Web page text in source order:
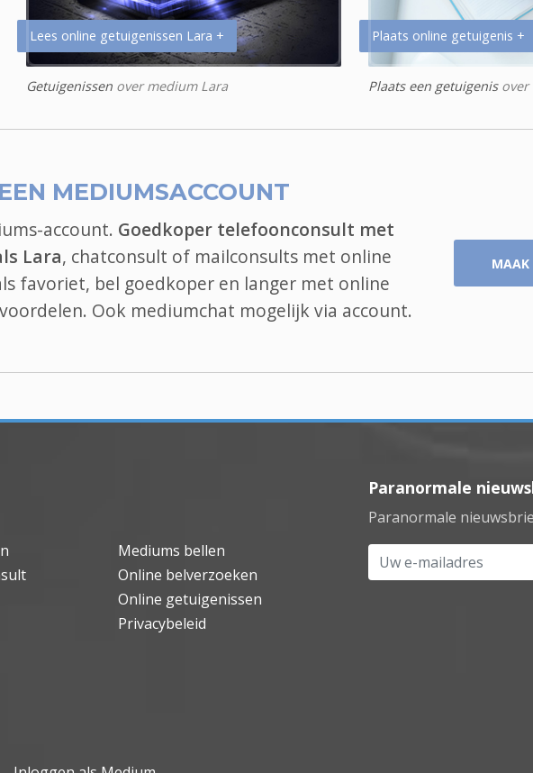
Lees online getuigenissen Lara +
Getuigenissen over medium Lara
Plaats online getuigenis +
Plaats een getuigenisover
MEDIUMSACCOUNT
account. Goedkoper telefoonconsult met
Lara, chatconsult of mailconsults met online
favoriet, bel goedkoper en langer met online
Ook mediumchat mogelijk via account.
MAAK
Mediums bellen
Online belverzoeken
Online getuigenissen
Privacybeleid
Paranormale
Paranormale
Uw e-mailadres